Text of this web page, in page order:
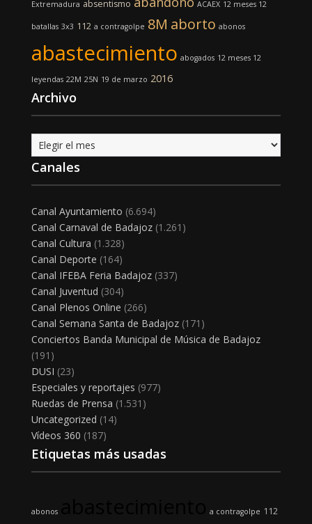
Extremadura absentismo ACAEX 12 meses 12
batallas 3x3 112 a contragolpe 8M aborto abonos
abastecimiento abogados 12 meses 12
leyendas 22M 25N 19 de marzo 2016
Archivo
Archivo
Canales
Canal Ayuntamiento (6.694)
Canal Carnaval de Badajoz(1.261)
Canal Cultura (1.328)
Canal Deporte (164)
Canal IFEBA Feria Badajoz(337)
Canal Juventud (304)
Canal Plenos Online (266)
Canal Semana Santa de Badajoz(171)
Conciertos Banda Municipal de Música de Badajoz
(191)
DUSI (23)
Especiales y reportajes (977)
Ruedas de Prensa (1.531)
Uncategorized (14)
Vídeos 360 (187)
Etiquetas más usadas
abonos a contragolpe 112